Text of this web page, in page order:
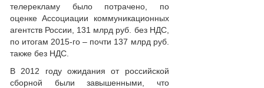
телерекламу было потрачено, по
оценке Ассоциации коммуникационных
агентств России, 131 млрд руб. без НДС,
по итогам 2015-го – почти 137 млрд руб.
также без НДС.
В 2012 году ожидания от российской
сборной были завышенными, что